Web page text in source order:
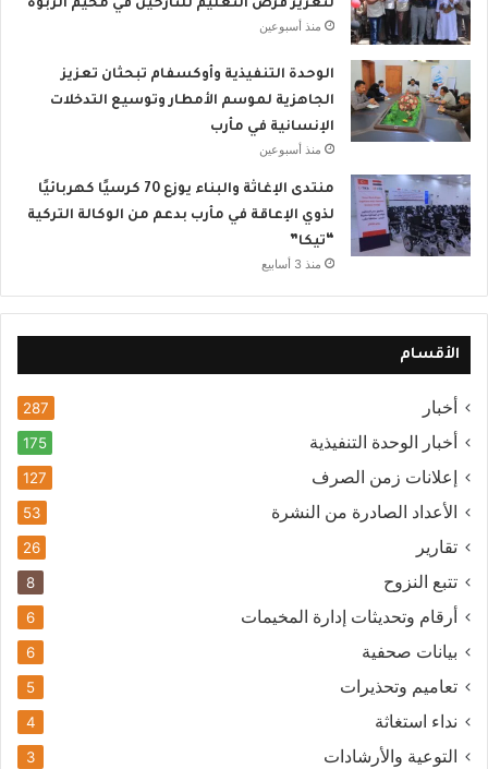
لتعزيز فرص التعليم للنازحين في مخيم الربوة
منذ أسبوعين
الوحدة التنفيذية وأوكسفام تبحثان تعزيز
الجاهزية لموسم الأمطار وتوسيع التدخلات
الإنسانية في مأرب
منذ أسبوعين
منتدى الإغاثة والبناء يوزع 70 كرسيًا كهربائيًا
لذوي الإعاقة في مأرب بدعم من الوكالة التركية
“تيكا”
منذ 3 أسابيع
الأقسام
أخبار 287
أخبار الوحدة التنفيذية 175
إعلانات زمن الصرف 127
الأعداد الصادرة من النشرة 53
تقارير 26
تتبع النزوح 8
أرقام وتحديثات إدارة المخيمات 6
بيانات صحفية 6
تعاميم وتحذيرات 5
نداء استغاثة 4
التوعية والأرشادات 3